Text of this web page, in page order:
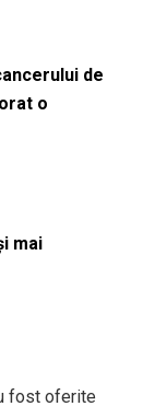
de
o
mai
fost oferite